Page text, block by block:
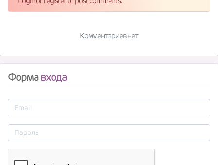
Комментариев нет
Формавхода